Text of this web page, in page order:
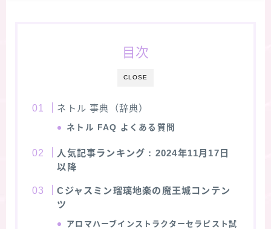
おすすめ商品＆レビュー
★スペシャルアロマハーブ４択クイズ (kindle出
お問い合わせ
サイトマップ
CLOSE
目次
ネトル 事典（辞典）
ネトル FAQ よくある質問
人気記事ランキング : 2024年11月17日
以降
Cジャスミン瑠璃地楽の魔王城コンテン
ツ
アロマハーブインストラクターセラピスト試